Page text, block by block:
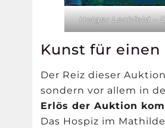
Holger Lechfeld –
Kunst für
Der Reiz dieser
sondern vor allem in
Erlös der Auktion
Das Hospiz im